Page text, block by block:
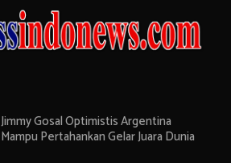
Jimmy Gosal Optimistis Argentina
Mampu Pertahankan Gelar Juara Dunia